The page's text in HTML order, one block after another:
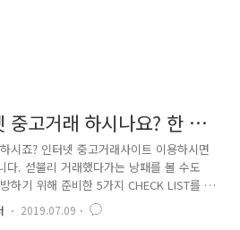
중고거래 하시나요? 한 번
시죠? 인터넷 중고거래사이트 이용하시면
다. 섣불리 거래했다가는 낭패를 볼 수도
하기 위해 준비한 5가지 CHECK LIST를 준
내역 확인 2. 가급적 직거래 이용 3. 거래
캅의 피해예방정보활용(핸드폰·계좌번호
2019.07.09